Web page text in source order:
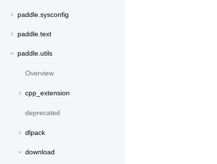
paddle.sysconfig
paddle.text
paddle.utils
Overview
cpp_extension
deprecated
dlpack
download